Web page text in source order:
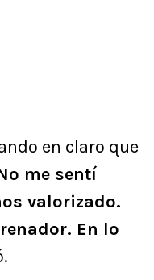
en claro que
me sentí
valorizado.
En lo